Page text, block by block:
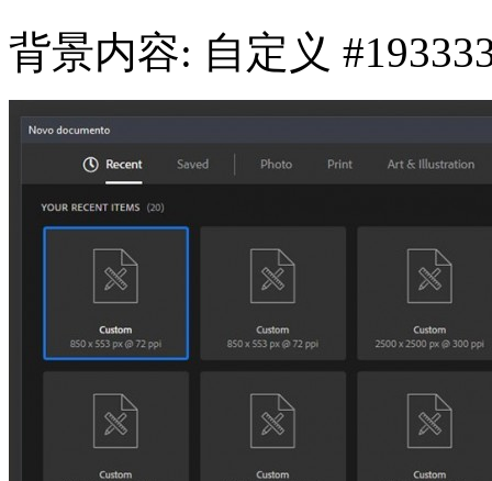
背景内容: 自定义